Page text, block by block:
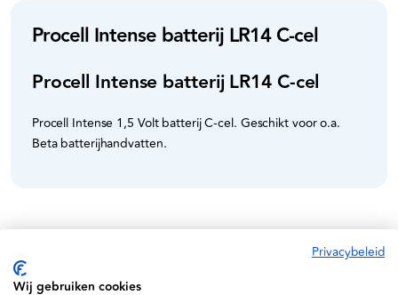
Procell Intense batterij LR14 C-cel
Procell Intense batterij LR14 C-cel
Procell Intense 1,5 Volt batterij C-cel. Geschikt voor o.a.
Beta batterijhandvatten.
Privacybeleid
Wij gebruiken cookies